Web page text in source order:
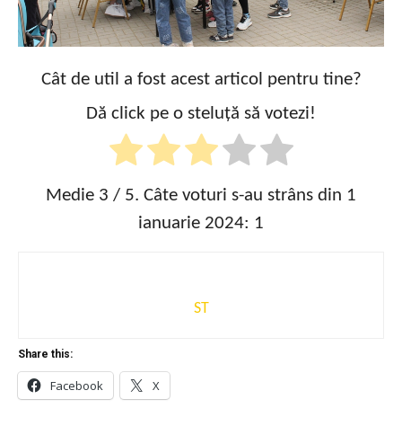
Cât de util a fost acest articol pentru tine?
Dă click pe o steluță să votezi!
Medie 3 / 5. Câte voturi s-au strâns din 1
ianuarie 2024: 1
ST
Share this:
Facebook X